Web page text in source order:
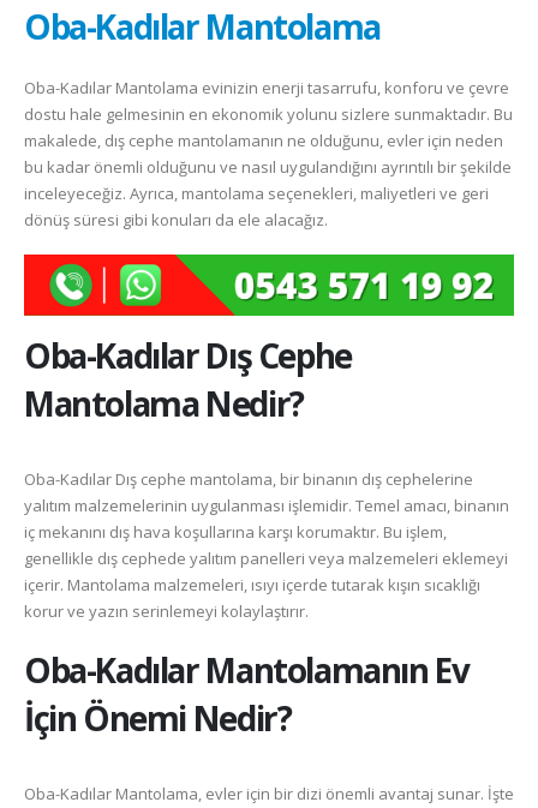
Oba-Kadılar Mantolama
Oba-Kadılar Mantolama evinizin enerji tasarrufu, konforu ve çevre
dostu hale gelmesinin en ekonomik yolunu sizlere sunmaktadır. Bu
makalede, dış cephe mantolamanın ne olduğunu, evler için neden
bu kadar önemli olduğunu ve nasıl uygulandığını ayrıntılı bir şekilde
inceleyeceğiz. Ayrıca, mantolama seçenekleri, maliyetleri ve geri
dönüş süresi gibi konuları da ele alacağız.
Oba-KadılarDış Cephe
Mantolama Nedir?
Oba-Kadılar Dış cephe mantolama, bir binanın dış cephelerine
yalıtım malzemelerinin uygulanması işlemidir. Temel amacı, binanın
iç mekanını dış hava koşullarına karşı korumaktır. Bu işlem,
genellikle dış cephede yalıtım panelleri veya malzemeleri eklemeyi
içerir. Mantolama malzemeleri, ısıyı içerde tutarak kışın sıcaklığı
korur ve yazın serinlemeyi kolaylaştırır.
Oba-KadılarMantolamanın Ev
İçin Önemi Nedir?
Oba-Kadılar Mantolama, evler için bir dizi önemli avantaj sunar. İşte